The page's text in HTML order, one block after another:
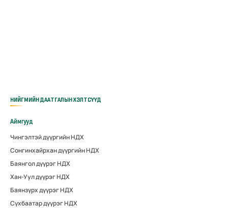
НИЙГМИЙН ДААТГАЛЫН ХЭЛТСҮҮД
Аймгууд
Чингэлтэй дүүргийн НДХ
Сонгинхайрхан дүүргийн НДХ
Баянгол дүүрэг НДХ
Хан-Уул дүүрэг НДХ
Баянзүрх дүүрэг НДХ
Сүхбаатар дүүрэг НДХ